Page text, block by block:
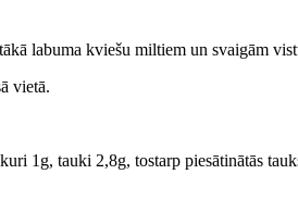
labuma kviešu miltiem un svaigām
vietā.
1g, tauki 2,8g, tostarp piesātinātās